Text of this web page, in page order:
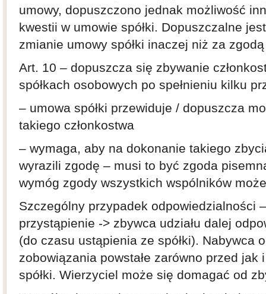
umowy, dopuszczono jednak możliwość
kwestii w umowie spółki. Dopuszczalne
zmianie umowy spółki inaczej niż za
Art. 10 – dopuszcza się zbywanie
spółkach osobowych po spełnieniu kilku
– umowa spółki przewiduje / dopuszcza
takiego członkostwa
– wymaga, aby na dokonanie takiego
wyrazili zgodę – musi to być zgoda
wymóg zgody wszystkich wspólników
Szczególny przypadek odpowiedzialności
przystąpienie -> zbywca udziału dalej
(do czasu ustąpienia ze spółki). Nabywca
zobowiązania powstałe zarówno przed jak
spółki. Wierzyciel może się domagać od